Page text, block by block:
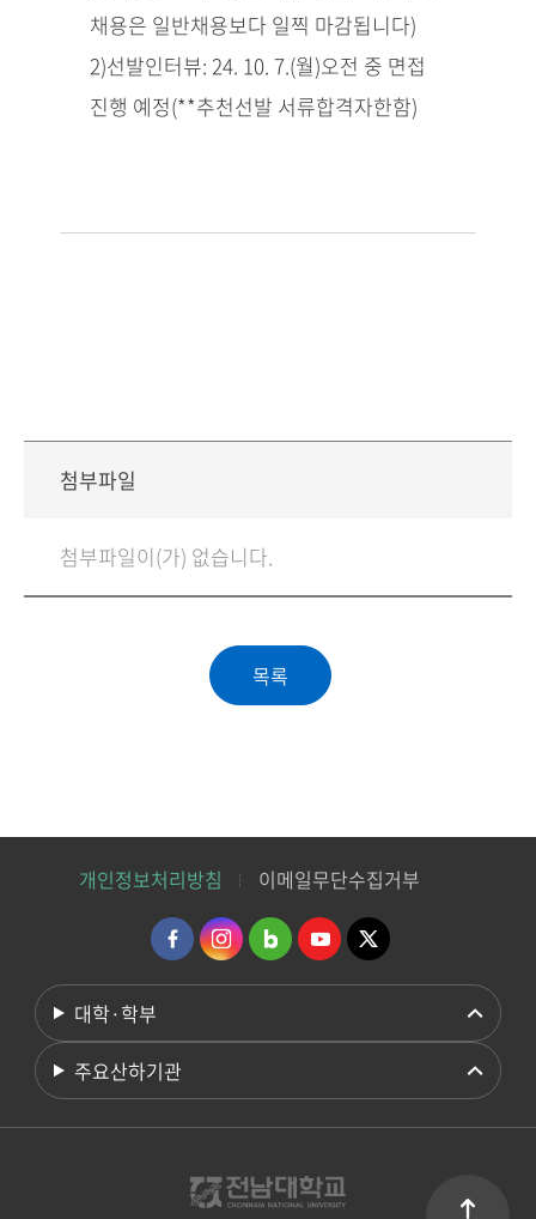
채용은 일반채용보다 일찍 마감됩니다)
2)선발인터뷰: 24. 10. 7.(월)오전 중 면접
진행 예정(**추천선발 서류합격자한함)
첨부파일
첨부파일이(가) 없습니다.
개인정보처리방침 이메일무단수집거부
대학·학부
주요산하기관